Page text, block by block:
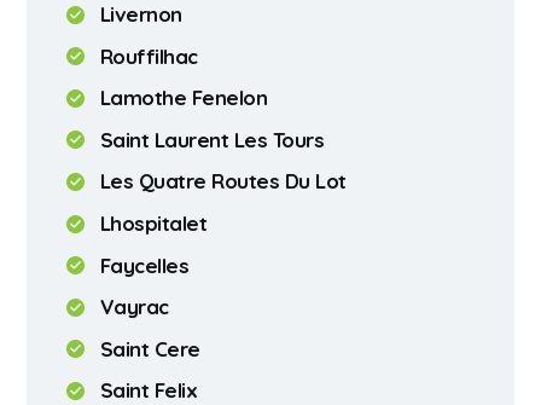
Livernon
Rouffilhac
Lamothe Fenelon
Saint Laurent Les Tours
Les Quatre Routes Du Lot
Lhospitalet
Faycelles
Vayrac
Saint Cere
Saint Felix